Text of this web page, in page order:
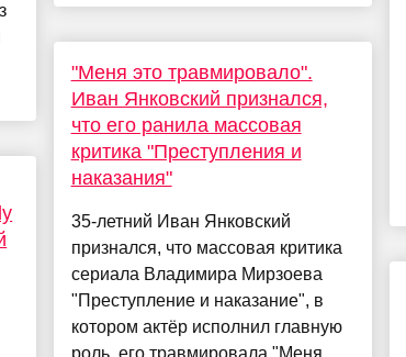
"Меня это травмировало".
Иван Янковский признался,
что его ранила массовая
критика "Преступления и
наказания"
35-летний Иван Янковский
признался, что массовая критика
сериала Владимира Мирзоева
"Преступление и наказание", в
котором актёр исполнил главную